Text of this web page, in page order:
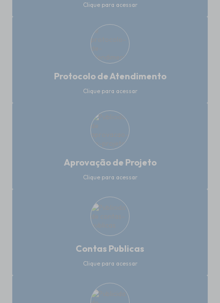
Clique para acessar
Protocolo de Atendimento
Clique para acessar
Aprovação de Projeto
Clique para acessar
Contas Publicas
Clique para acessar